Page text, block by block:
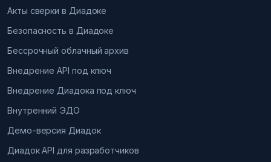
Акты сверки в Диадоке
Безопасность в Диадоке
Бессрочный облачный архив
Внедрение API под ключ
Внедрение Диадока под ключ
Внутренний ЭДО
Демо-версия Диадок
Диадок API для разработчиков